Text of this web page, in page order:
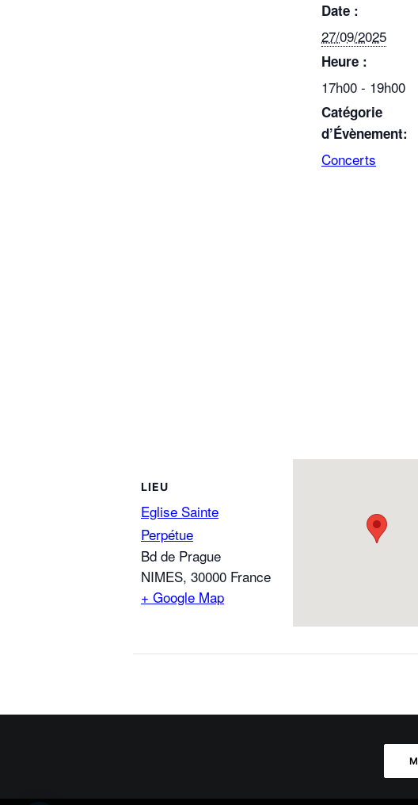
Date :
27/09/2025
Heure :
17h00 - 19h00
Catégorie
d’Évènement:
Concerts
LIEU
Eglise Sainte
Perpétue
Bd de Prague
NIMES, 30000 France
+ Google Map